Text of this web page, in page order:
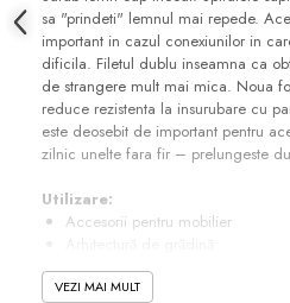
Suruburi pentru lemn
Suruburi autoforante
Suruburi pentru tabla
Ancore mecanice
Cuie
Cuie constructii
Finisaje si amenajari interioare
Placi gips carton
sa "prindeti" lemnul mai repede.
important in cazul conexiunilor in
dificila. Filetul dublu inseamna ca
de strangere mult mai mica. Noua
reduce rezistenta la insurubare cu
este deosebit de important pentru
zilnic unelte fara fir – prelungeste
Utilizare:
Accesorii pentru mobilier
Elemente de finisaj din lemn,
lemn
VEZI MAI MULT